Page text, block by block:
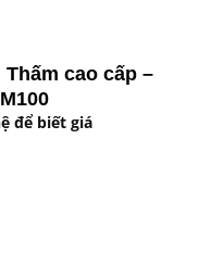
cao cấp –
M100
để biết giá